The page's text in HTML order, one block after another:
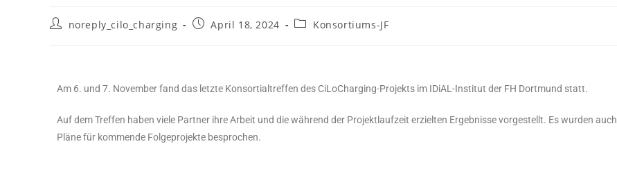
noreply_cilo_charging April 18, 2024 Konsortiums-JF
Am 6. und 7. November fand das letzte Konsortialtreffen des CiLoCharging-Projekts im IDiAL-Institut der FH Dortmund statt.
Auf dem Treffen haben viele Partner ihre Arbeit und die während der Projektlaufzeit erzielten Ergebnisse vorgestellt. Es wurden auch
Pläne für kommende Folgeprojekte besprochen.